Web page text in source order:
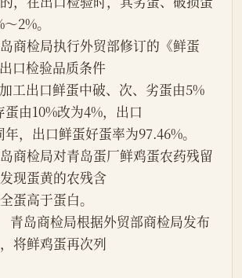
2%。
口检验品质条件
工出口鲜蛋中破、次、劣蛋由5%
由10%改为4%，出口
，出口鲜蛋好蛋率为97.46%。
现蛋黄的农残含
蛋高于蛋白。
将鲜鸡蛋再次列